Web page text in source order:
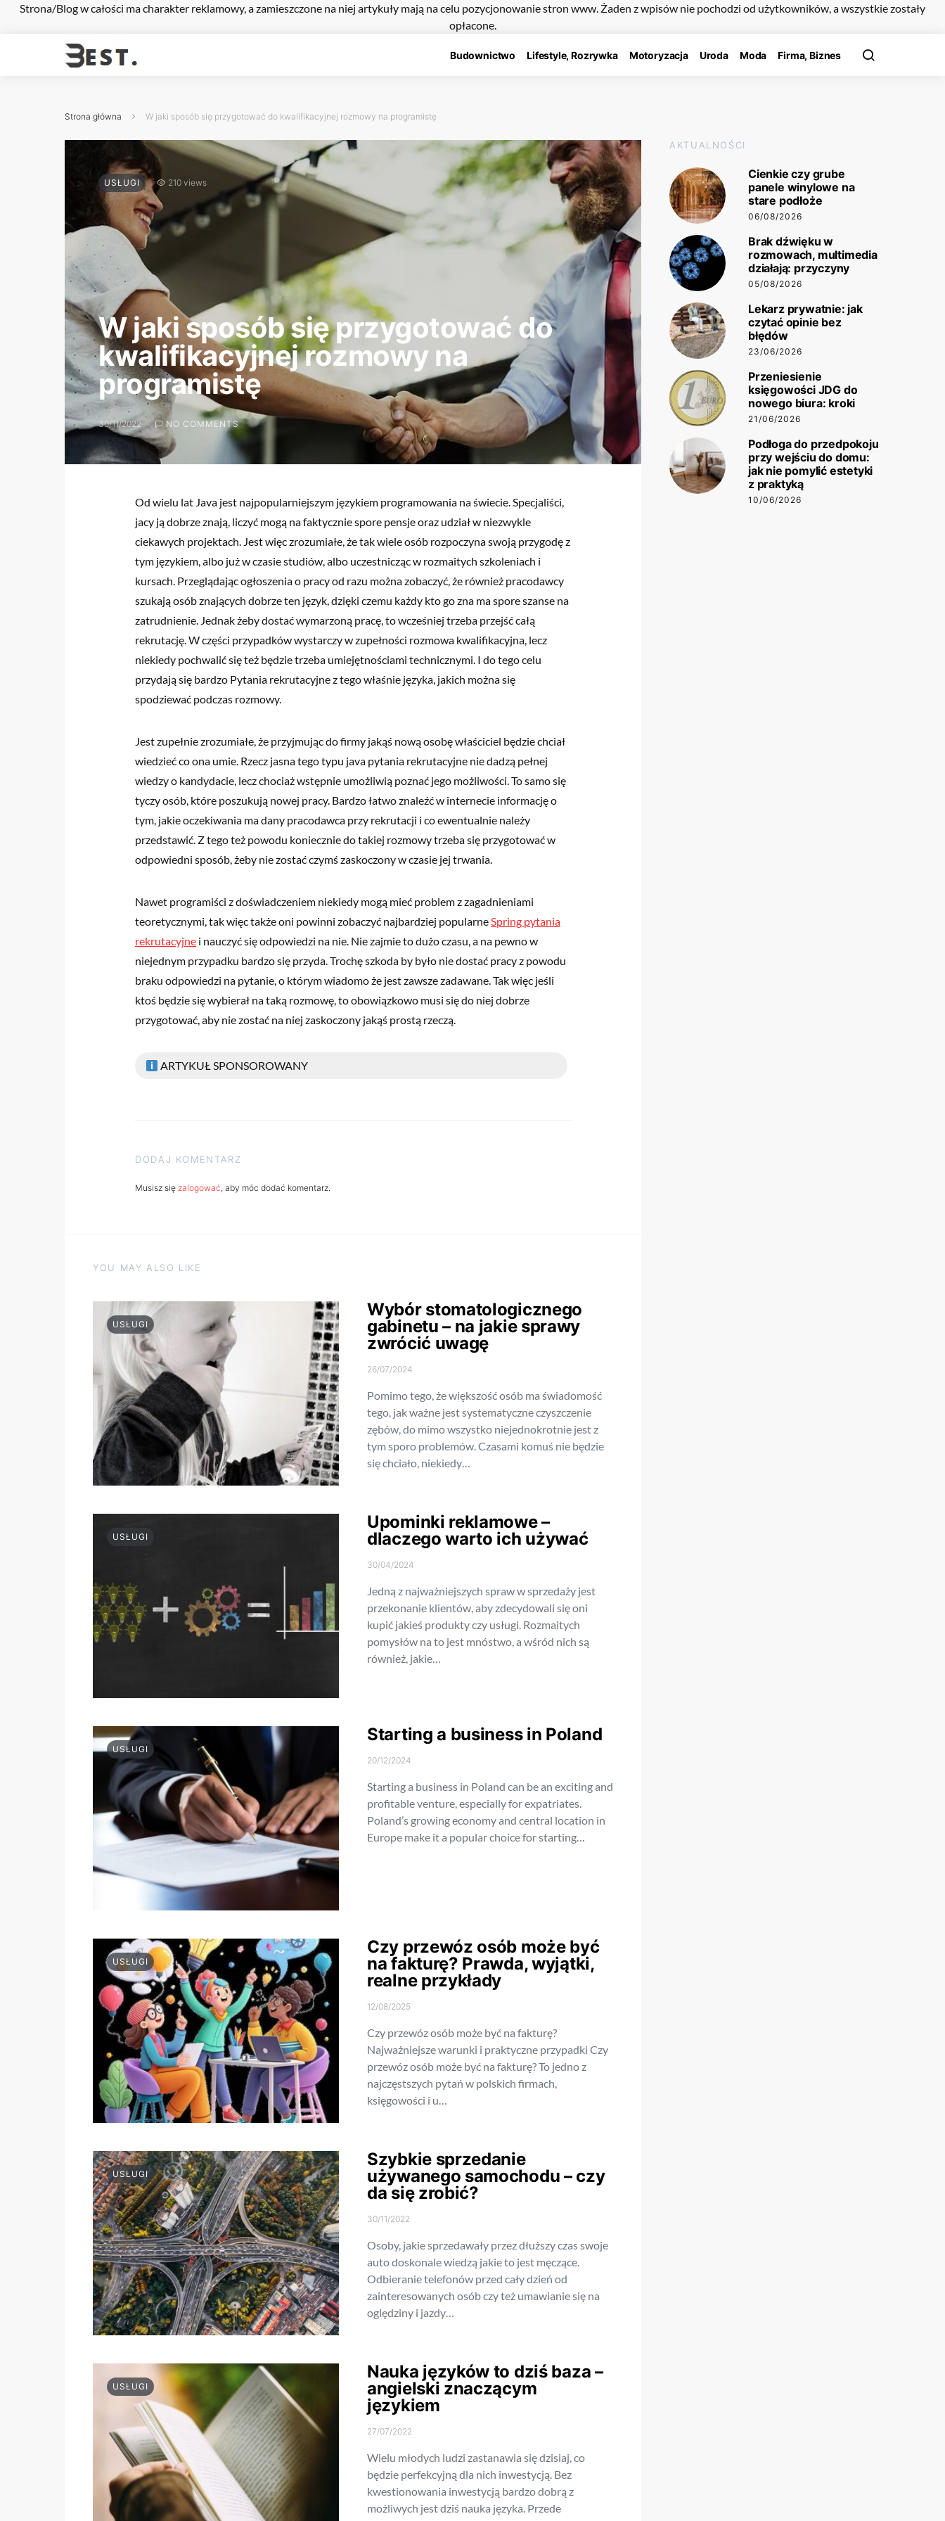
Strona/Blog w całości ma charakter reklamowy, a zamieszczone na niej artykuły mają na celu pozycjonowanie stron www. Żaden z wpisów nie pochodzi od użytkowników, a wszystkie zostały
opłacone.
Budownictwo Lifestyle, Rozrywka Motoryzacja Uroda Moda Firma, Biznes
Strona główna W jaki sposób się przygotować do kwalifikacyjnej rozmowy na programistę
USŁUGI 210 views
W jaki sposób się przygotować do
kwalifikacyjnej rozmowy na
programistę
30/11/2022 NO COMMENTS
Od wielu lat Java jest najpopularniejszym językiem programowania na świecie. Specjaliści,
jacy ją dobrze znają, liczyć mogą na faktycznie spore pensje oraz udział w niezwykle
ciekawych projektach. Jest więc zrozumiałe, że tak wiele osób rozpoczyna swoją przygodę z
tym językiem, albo już w czasie studiów, albo uczestnicząc w rozmaitych szkoleniach i
kursach. Przeglądając ogłoszenia o pracy od razu można zobaczyć, że również pracodawcy
szukają osób znających dobrze ten język, dzięki czemu każdy kto go zna ma spore szanse na
zatrudnienie. Jednak żeby dostać wymarzoną pracę, to wcześniej trzeba przejść całą
rekrutację. W części przypadków wystarczy w zupełności rozmowa kwalifikacyjna, lecz
niekiedy pochwalić się też będzie trzeba umiejętnościami technicznymi. I do tego celu
przydają się bardzo Pytania rekrutacyjne z tego właśnie języka, jakich można się
spodziewać podczas rozmowy.
Jest zupełnie zrozumiałe, że przyjmując do firmy jakąś nową osobę właściciel będzie chciał
wiedzieć co ona umie. Rzecz jasna tego typu java pytania rekrutacyjne nie dadzą pełnej
wiedzy o kandydacie, lecz chociaż wstępnie umożliwią poznać jego możliwości. To samo się
tyczy osób, które poszukują nowej pracy. Bardzo łatwo znaleźć w internecie informację o
tym, jakie oczekiwania ma dany pracodawca przy rekrutacji i co ewentualnie należy
przedstawić. Z tego też powodu koniecznie do takiej rozmowy trzeba się przygotować w
odpowiedni sposób, żeby nie zostać czymś zaskoczony w czasie jej trwania.
Nawet programiści z doświadczeniem niekiedy mogą mieć problem z zagadnieniami
teoretycznymi, tak więc także oni powinni zobaczyć najbardziej popularneSpring pytania
rekrutacyjne i nauczyć się odpowiedzi na nie. Nie zajmie to dużo czasu, a na pewno w
niejednym przypadku bardzo się przyda. Trochę szkoda by było nie dostać pracy z powodu
braku odpowiedzi na pytanie, o którym wiadomo że jest zawsze zadawane. Tak więc jeśli
ktoś będzie się wybierał na taką rozmowę, to obowiązkowo musi się do niej dobrze
przygotować, aby nie zostać na niej zaskoczony jakąś prostą rzeczą.
ARTYKUŁ SPONSOROWANY
DODAJ KOMENTARZ
Musisz się zalogować, aby móc dodać komentarz.
YOU MAY ALSO LIKE
USŁUGI
Wybór stomatologicznego
gabinetu – na jakie sprawy
zwrócić uwagę
26/07/2024
Pomimo tego, że większość osób ma świadomość
tego, jak ważne jest systematyczne czyszczenie
zębów, do mimo wszystko niejednokrotnie jest z
tym sporo problemów. Czasami komuś nie będzie
się chciało, niekiedy…
USŁUGI
Upominki reklamowe –
dlaczego warto ich używać
30/04/2024
Jedną z najważniejszych spraw w sprzedaży jest
przekonanie klientów, aby zdecydowali się oni
kupić jakieś produkty czy usługi. Rozmaitych
pomysłów na to jest mnóstwo, a wśród nich są
również, jakie…
USŁUGI
Starting a business in Poland
20/12/2024
Starting a business in Poland can be an exciting and
profitable venture, especially for expatriates.
Poland’s growing economy and central location in
Europe make it a popular choice for starting…
USŁUGI
Czy przewóz osób może być
na fakturę? Prawda, wyjątki,
realne przykłady
12/08/2025
Czy przewóz osób może być na fakturę?
Najważniejsze warunki i praktyczne przypadki Czy
przewóz osób może być na fakturę? To jedno z
najczęstszych pytań w polskich firmach,
księgowości i u…
USŁUGI
Szybkie sprzedanie
używanego samochodu – czy
da się zrobić?
30/11/2022
Osoby, jakie sprzedawały przez dłuższy czas swoje
auto doskonale wiedzą jakie to jest męczące.
Odbieranie telefonów przed cały dzień od
zainteresowanych osób czy też umawianie się na
oględziny i jazdy…
USŁUGI
Nauka języków to dziś baza –
angielski znaczącym
językiem
27/07/2022
Wielu młodych ludzi zastanawia się dzisiaj, co
będzie perfekcyjną dla nich inwestycją. Bez
kwestionowania inwestycją bardzo dobrą z
możliwych jest dziś nauka języka. Przede
AKTUALNOŚCI
Cienkie czy grube
panele winylowe na
stare podłoże
06/08/2026
Brak dźwięku w
rozmowach, multimedia
działają: przyczyny
05/08/2026
Lekarz prywatnie: jak
czytać opinie bez
błędów
23/06/2026
Przeniesienie
księgowości JDG do
nowego biura: kroki
21/06/2026
Podłoga do przedpokoju
przy wejściu do domu:
jak nie pomylić estetyki
z praktyką
10/06/2026